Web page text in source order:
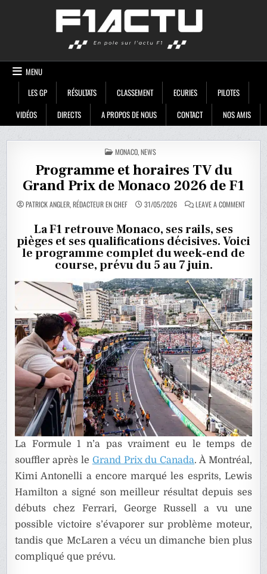
MENU
LES GP
RÉSULTATS CLASSEMENT ECURIES
PILOTES
VIDÉOS
DIRECTS A PROPOS DE NOUS CONTACT NOS AMIS
POSTED
IN
MONACO,NEWS
Programme et horaires TV du
Grand Prix de Monaco 2026 de F1
PATRICK ANGLER, RÉDACTEUR EN CHEF 31/05/2026 LEAVE A COMMENTON
DU
GRAND
PRIX
DE
F1
La F1 retrouve Monaco, ses rails, ses
pièges et ses qualifications décisives. Voici
le programme complet du week-end de
course, prévu du 5 au 7 juin.
La Formule 1 n’a pas vraiment eu le temps de
souffler après le Grand Prix du Canada. À Montréal,
Kimi Antonelli a encore marqué les esprits, Lewis
Hamilton a signé son meilleur résultat depuis ses
débuts chez Ferrari, George Russell a vu une
possible victoire s’évaporer sur problème moteur,
tandis que McLaren a vécu un dimanche bien plus
compliqué que prévu.